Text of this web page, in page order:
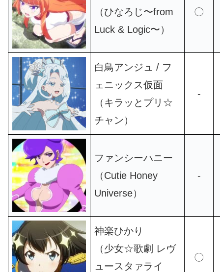
（ひなろじ〜from
Luck & Logic〜）
〇
白鳥アンジュ / フ
ェニックス仮面
（キラッとプリ☆
チャン）
-
ファンシーハニー
（Cutie Honey
Universe）
-
神楽ひかり
（少女☆歌劇 レヴ
ュースタァライ
〇